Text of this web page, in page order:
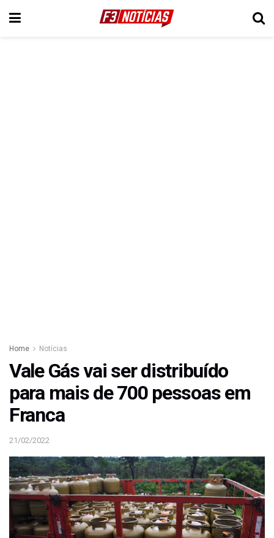
Home Notícias
Vale Gás vai ser distribuído
para mais de 700 pessoas em
Franca
21/02/2022